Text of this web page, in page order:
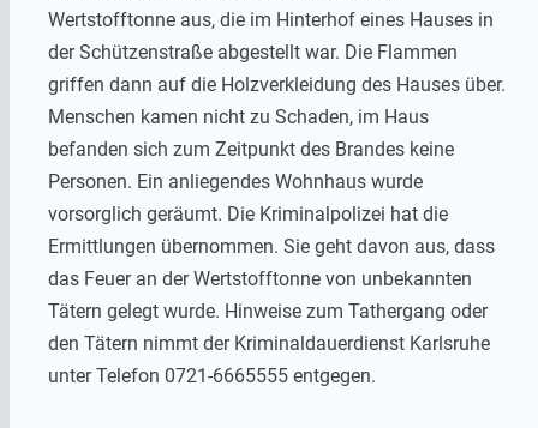
Wertstofftonne aus, die im Hinterhof eines Hauses in
der Schützenstraße abgestellt war. Die Flammen
griffen dann auf die Holzverkleidung des Hauses über.
Menschen kamen nicht zu Schaden, im Haus
befanden sich zum Zeitpunkt des Brandes keine
Personen. Ein anliegendes Wohnhaus wurde
vorsorglich geräumt. Die Kriminalpolizei hat die
Ermittlungen übernommen. Sie geht davon aus, dass
das Feuer an der Wertstofftonne von unbekannten
Tätern gelegt wurde. Hinweise zum Tathergang oder
den Tätern nimmt der Kriminaldauerdienst Karlsruhe
unter Telefon 0721-6665555 entgegen.